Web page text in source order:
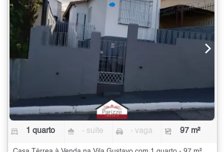
1 quarto - suíte - vaga 97 m²